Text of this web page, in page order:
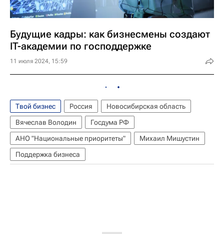
Будущие кадры: как бизнесмены создают
IT-академии по господдержке
11 июля 2024, 15:59
Твой бизнес Россия
Новосибирская область
Вячеслав Володин
Госдума РФ
АНО "Национальные приоритеты"
Михаил Мишустин
Поддержка бизнеса